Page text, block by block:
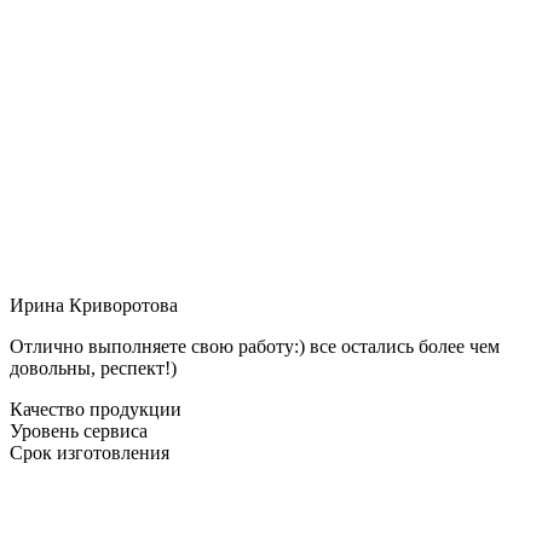
Ирина Криворотова
Отлично выполняете свою работу:) все остались более чем
довольны, респект!)
Качество продукции
Уровень сервиса
Срок изготовления